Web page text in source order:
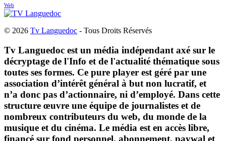
Web
© 2026 Tv Languedoc - Tous Droits Réservés
Tv Languedoc est un média indépendant axé sur le
décryptage de l'Info et de l'actualité thématique sous
toutes ses formes. Ce pure player est géré par une
association d’intérêt général à but non lucratif, et
n’a donc pas d’actionnaire, ni d’employé. Dans cette
structure œuvre une équipe de journalistes et de
nombreux contributeurs du web, du monde de la
musique et du cinéma. Le média est en accès libre,
financé sur fond personnel, abonnement, paywal et